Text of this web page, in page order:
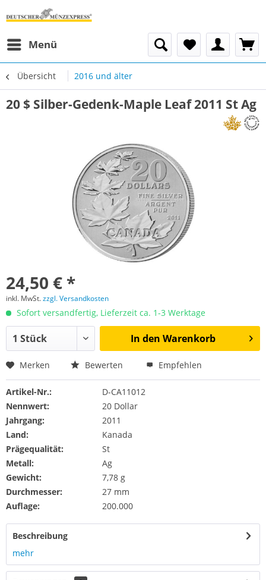
Menü
Übersicht 2016 und älter
20 $ Silber-Gedenk-Maple Leaf 2011 St Ag
24,50 € *
inkl. MwSt.zzgl. Versandkosten
Sofort versandfertig, Lieferzeit ca. 1-3 Werktage
In den Warenkorb
Merken Bewerten Empfehlen
Artikel-Nr.:
D-CA11012
Nennwert:
20 Dollar
Jahrgang:
2011
Land:
Kanada
Prägequalität:
St
Metall:
Ag
Gewicht:
7,78 g
Durchmesser:
27 mm
Auflage:
200.000
Beschreibung
mehr